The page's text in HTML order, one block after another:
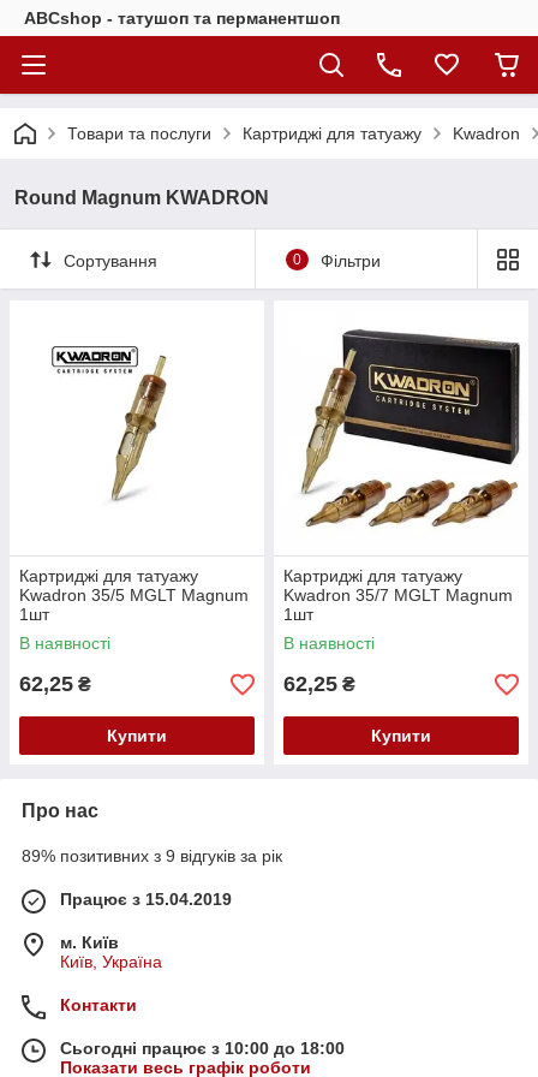
ABCshop - татушоп та перманентшоп
Товари та послуги Картриджі для татуажу Kwadron
Round Magnum KWADRON
Сортування 0 Фільтри
Картриджі для татуажу
Kwadron 35/5 MGLT Magnum
1шт
В наявності
62,25 ₴
Купити
Картриджі для татуажу
Kwadron 35/7 MGLT Magnum
1шт
В наявності
62,25 ₴
Купити
Про нас
89% позитивних з 9 відгуків за рік
Працює з 15.04.2019
м. Київ
Київ, Україна
Контакти
Сьогодні працює з 10:00 до 18:00
Показати весь графік роботи